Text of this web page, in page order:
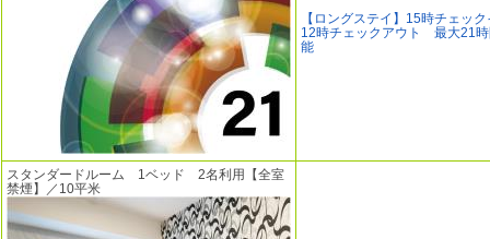
【ロングステイ】15時チェッ
12時チェックアウト 最大21時
能
スタンダードルーム 1ベッド 2名利用【全室
禁煙】／10平米